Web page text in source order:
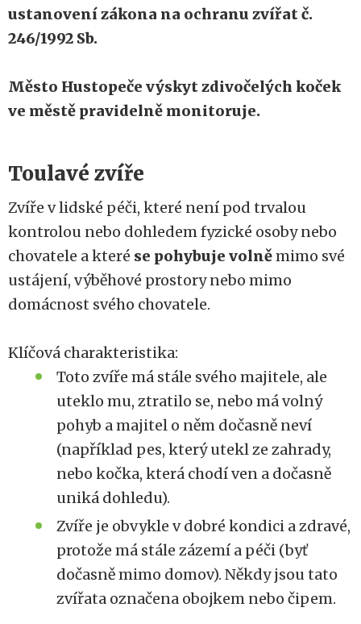
ustanovení zákona na ochranu zvířat č.
246/1992 Sb.
Město Hustopeče výskyt zdivočelých koček
ve městě pravidelně monitoruje.
Toulavé zvíře
Zvíře v lidské péči, které není pod trvalou
kontrolou nebo dohledem fyzické osoby nebo
chovatele a které se pohybuje volněmimo své
ustájení, výběhové prostory nebo mimo
domácnost svého chovatele.
Klíčová charakteristika:
Toto zvíře má stále svého majitele, ale
uteklo mu, ztratilo se, nebo má volný
pohyb a majitel o něm dočasně neví
(například pes, který utekl ze zahrady,
nebo kočka, která chodí ven a dočasně
uniká dohledu).
Zvíře je obvykle v dobré kondici a zdravé,
protože má stále zázemí a péči (byť
dočasně mimo domov). Někdy jsou tato
zvířata označena obojkem nebo čipem.